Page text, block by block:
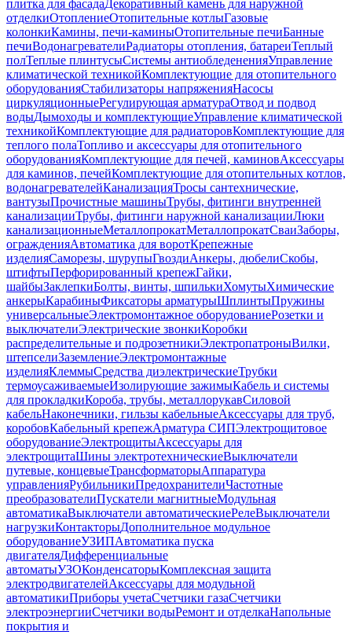
плитка для фасадаДекоративный камень для наружной
отделкиОтоплениеОтопительные котлыГазовые
колонкиКамины, печи-каминыОтопительные печиБанные
печиВодонагревателиРадиаторы отопления, батареиТеплый
полТеплые плинтусыСистемы антиобледененияУправление
климатической техникойКомплектующие для отопительного
оборудованияСтабилизаторы напряженияНасосы
циркуляционныеРегулирующая арматураОтвод и подвод
водыДымоходы и комплектующиеУправление климатической
техникойКомплектующие для радиаторовКомплектующие для
теплого полаТопливо и аксессуары для отопительного
оборудованияКомплектующие для печей, каминовАксессуары
для каминов, печейКомплектующие для отопительных котлов,
водонагревателейКанализацияТросы сантехнические,
вантузыПрочистные машиныТрубы, фитинги внутренней
канализацииТрубы, фитинги наружной канализацииЛюки
канализационныеМеталлопрокатМеталлопрокатСваиЗаборы,
огражденияАвтоматика для воротКрепежные
изделияСаморезы, шурупыГвоздиАнкеры, дюбелиСкобы,
штифтыПерфорированный крепежГайки,
шайбыЗаклепкиБолты, винты, шпилькиХомутыХимические
анкерыКарабиныФиксаторы арматурыШплинтыПружины
универсальныеЭлектромонтажное оборудованиеРозетки и
выключателиЭлектрические звонкиКоробки
распределительные и подрозетникиЭлектропатроныВилки,
штепселиЗаземлениеЭлектромонтажные
изделияКлеммыСредства диэлектрическиеТрубки
термоусаживаемыеИзолирующие зажимыКабель и системы
для прокладкиКороба, трубы, металлорукавСиловой
кабельНаконечники, гильзы кабельныеАксессуары для труб,
коробовКабельный крепежАрматура СИПЭлектрощитовое
оборудованиеЭлектрощитыАксессуары для
электрощитаШины электротехническиеВыключатели
путевые, концевыеТрансформаторыАппаратура
управленияРубильникиПредохранителиЧастотные
преобразователиПускатели магнитныеМодульная
автоматикаВыключатели автоматическиеРелеВыключатели
нагрузкиКонтакторыДополнительное модульное
оборудованиеУЗИПАвтоматика пуска
двигателяДифференциальные
автоматыУЗОКонденсаторыКомплексная защита
электродвигателейАксессуары для модульной
автоматикиПриборы учетаСчетчики газаСчетчики
электроэнергииСчетчики водыРемонт и отделкаНапольные
покрытия и